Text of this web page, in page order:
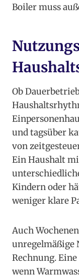
Boiler muss
Ob
und tagsüber
von
Ein Haushalt
Kindern oder
weniger klare
Auch
unregelmäßige
Rechnung.
wenn